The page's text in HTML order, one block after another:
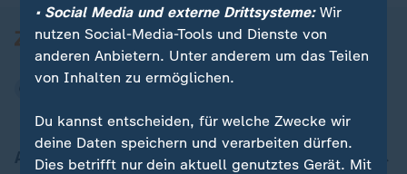
Aktuell bei ZDFheute
• Social Media und externe Drittsysteme:Wir
nutzen Social-Media-Tools und Dienste von
anderen Anbietern. Unter anderem um das Teilen
von Inhalten zu ermöglichen.
Du kannst entscheiden, für welche Zwecke wir
deine Daten speichern und verarbeiten dürfen.
Dies betrifft nur dein aktuell genutztes Gerät. Mit